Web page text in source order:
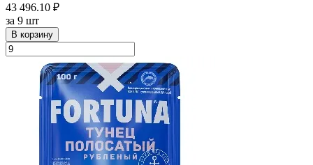
43 496.10 ₽
за 9 шт
В корзину